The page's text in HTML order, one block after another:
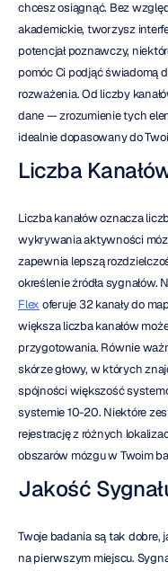
chcesz osiągnąć. Bez
akademickie, tworzysz
potencjał poznawczy,
pomóc Ci podjąć świadomą
rozważenia. Od liczby
dane — zrozumienie tych
idealnie dopasowany do
Liczba
Liczba kanałów oznacza
wykrywania aktywności
zapewnia lepszą
określenie źródła sygnałów.
Flex oferuje 32 kanały do
większa liczba kanałów
przygotowania. Równie
skórze głowy, w których
spójności większość
systemie 10-20. Niektóre
rejestrację z różnych
obszarów mózgu w Twoim
Jakość
Twoje badania są tak dobre,
na pierwszym miejscu.